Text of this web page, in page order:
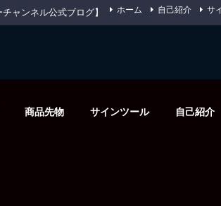
ャンネル公式ブログ】 ホーム 自己紹介 サ
商品先物 サインツール 自己紹介